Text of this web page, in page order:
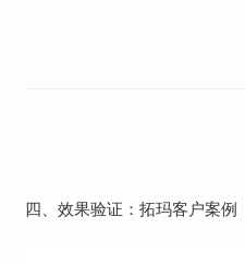
四、效果验证：拓玛客户案例